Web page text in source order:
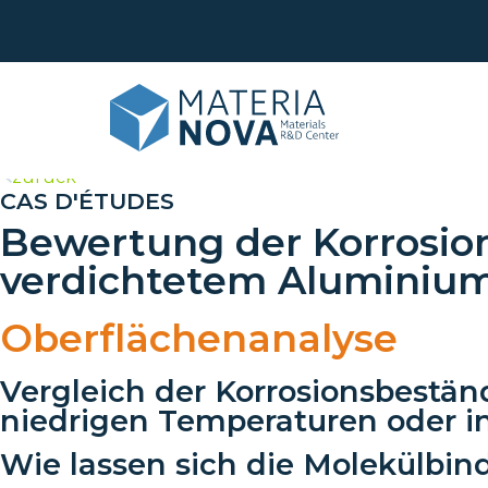
zurück
CAS D'ÉTUDES
Bewertung der
verdichtetem
Oberflächenanalyse
Vergleich der
niedrigen Temperaturen oder
Wie lassen sich die